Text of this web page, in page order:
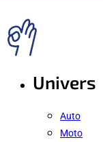
Univers
Auto
Moto